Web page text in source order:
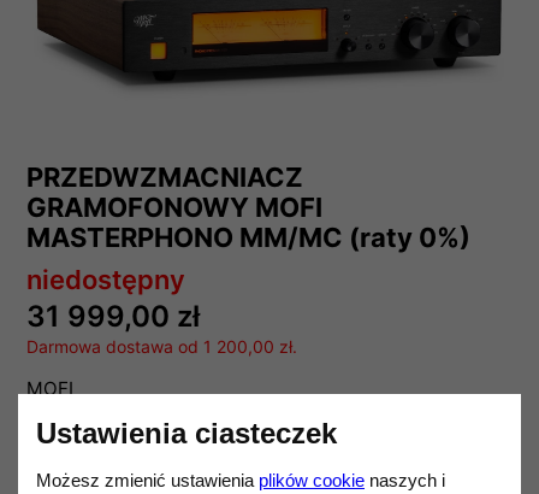
PRZEDWZMACNIACZ
GRAMOFONOWY MOFI
MASTERPHONO MM/MC (raty 0%)
niedostępny
31 999,00 zł
Darmowa dostawa od 1 200,00 zł.
MOFI
Ilość DO KOSZYKA
Ustawienia ciasteczek
Możesz zmienić ustawienia plików cookie naszych i